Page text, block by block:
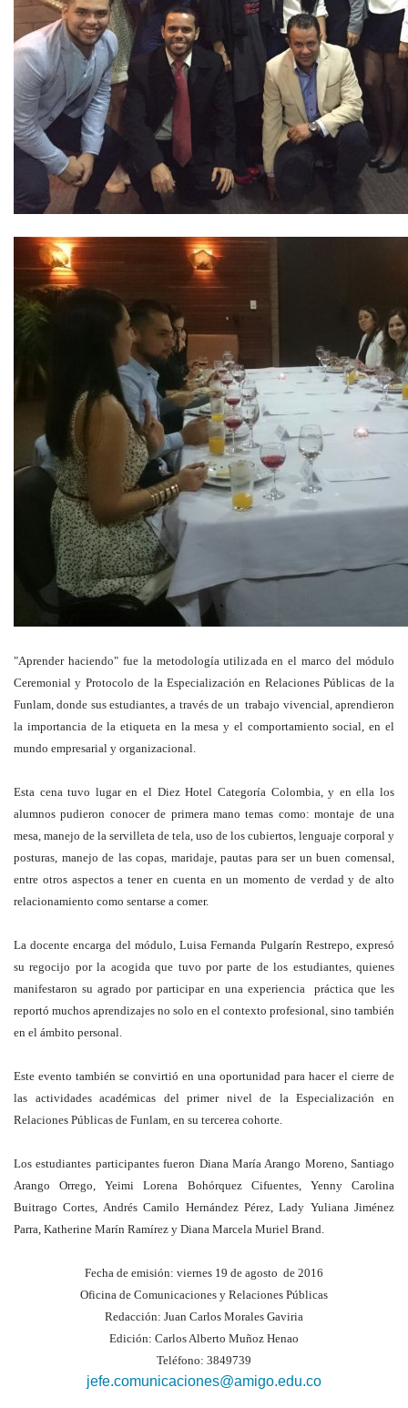
"Aprender haciendo" fue la metodología utilizada en el marco del módulo
Ceremonial y Protocolo de la Especialización en Relaciones Públicas de la
Funlam, donde sus estudiantes, a través de un trabajo vivencial, aprendieron
la importancia de la etiqueta en la mesa y el comportamiento social, en el
mundo empresarial y organizacional.
Esta cena tuvo lugar en el Diez Hotel Categoría Colombia, y en ella los
alumnos pudieron conocer de primera mano temas como: montaje de una
mesa, manejo de la servilleta de tela, uso de los cubiertos, lenguaje corporal y
posturas, manejo de las copas, maridaje, pautas para ser un buen comensal,
entre otros aspectos a tener en cuenta en un momento de verdad y de alto
relacionamiento como sentarse a comer.
La docente encarga del módulo, Luisa Fernanda Pulgarín Restrepo, expresó
su regocijo por la acogida que tuvo por parte de los estudiantes, quienes
manifestaron su agrado por participar en una experiencia práctica que les
reportó muchos aprendizajes no solo en el contexto profesional, sino también
en el ámbito personal.
Este evento también se convirtió en una oportunidad para hacer el cierre de
las actividades académicas del primer nivel de la Especialización en
Relaciones Públicas de Funlam, en su tercerea cohorte.
Los estudiantes participantes fueron Diana María Arango Moreno, Santiago
Arango Orrego, Yeimi Lorena Bohórquez Cifuentes, Yenny Carolina
Buitrago Cortes, Andrés Camilo Hernández Pérez, Lady Yuliana Jiménez
Parra, Katherine Marín Ramírez y Diana Marcela Muriel Brand.
Fecha de emisión: viernes 19 de agosto de 2016
Oficina de Comunicaciones y Relaciones Públicas
Redacción: Juan Carlos Morales Gaviria
Edición: Carlos Alberto Muñoz Henao
Teléfono: 3849739
jefe.comunicaciones@amigo.edu.co